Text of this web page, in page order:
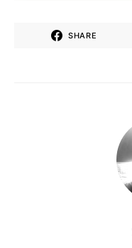
SHARE